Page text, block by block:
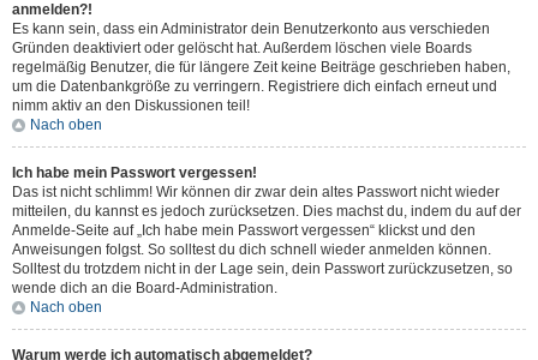
anmelden?!
Es kann sein, dass ein Administrator dein Benutzerkonto aus verschieden
Gründen deaktiviert oder gelöscht hat. Außerdem löschen viele Boards
regelmäßig Benutzer, die für längere Zeit keine Beiträge geschrieben haben,
um die Datenbankgröße zu verringern. Registriere dich einfach erneut und
nimm aktiv an den Diskussionen teil!
Nach oben
Ich habe mein Passwort vergessen!
Das ist nicht schlimm! Wir können dir zwar dein altes Passwort nicht wieder
mitteilen, du kannst es jedoch zurücksetzen. Dies machst du, indem du auf der
Anmelde-Seite auf „Ich habe mein Passwort vergessen“ klickst und den
Anweisungen folgst. So solltest du dich schnell wieder anmelden können.
Solltest du trotzdem nicht in der Lage sein, dein Passwort zurückzusetzen, so
wende dich an die Board-Administration.
Nach oben
Warum werde ich automatisch abgemeldet?